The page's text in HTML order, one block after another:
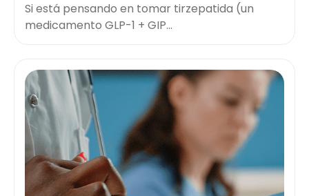
Si está pensando en tomar tirzepatida (un
medicamento GLP-1 + GIP...